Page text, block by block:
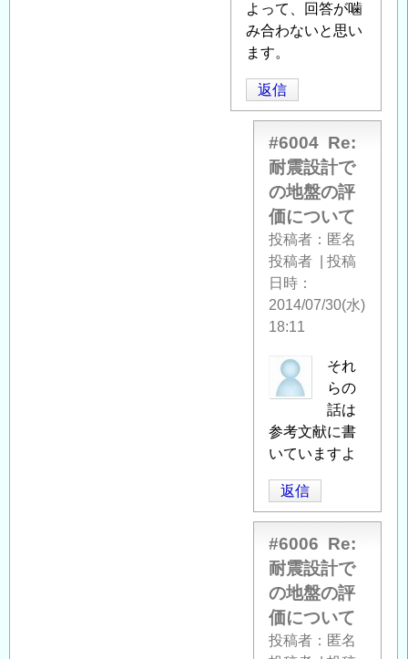
に
つ
い
て」
へ
の
よって、回答が噛
み合わないと思い
ます。
返信
#6004 Re:
耐震設計で
の地盤の評
価について
投稿者
匿名
投稿者
投稿
日時
2014/07/30(水)
18:11
匿
名
稿
者
よ
る
「Re:
耐
震
設
計
で
それ
らの
話は
参考文献に書
いていますよ
返信
#6006 Re:
耐震設計で
の地盤の評
価について
投稿者
匿名